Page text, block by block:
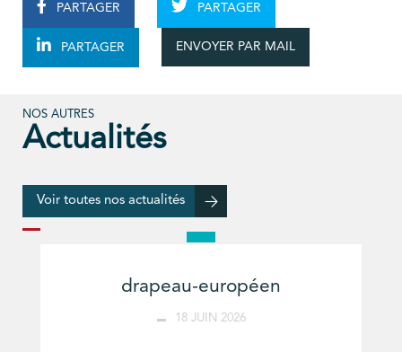
PARTAGER PARTAGER
PARTAGER ENVOYER PAR MAIL
NOS AUTRES
Actualités
Voir toutes nos actualités
drapeau-européen
18 JUIN 2026